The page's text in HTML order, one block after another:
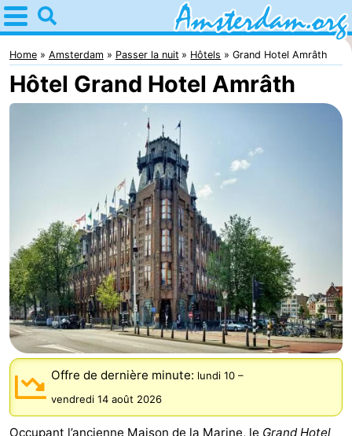
Home
Amsterdam
Itinéraires
Passer
la
nuit
Appartements
Campings
Chambre
d'hôtes
Chaumières
Home Amsterdam Passer la nuit Hôtels Grand Hotel Amrâth
Hôtel Grand Hotel Amrâth
Offre de dernière minute: lundi 10 –
vendredi 14 août 2026
Occupant l’ancienne Maison de la Marine, le Grand Hotel